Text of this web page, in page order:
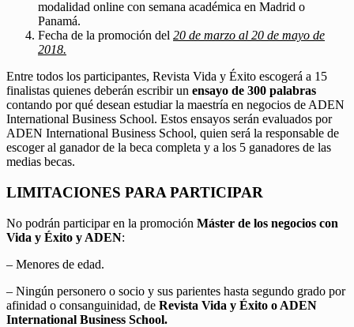
modalidad online con semana académica en Madrid o
Panamá.
Fecha de la promoción del 20 de marzo al 20 de mayo de
2018.
Entre todos los participantes, Revista Vida y Éxito escogerá a 15
finalistas quienes deberán escribir un ensayo de 300 palabras
contando por qué desean estudiar la maestría en negocios de ADEN
International Business School. Estos ensayos serán evaluados por
ADEN International Business School, quien será la responsable de
escoger al ganador de la beca completa y a los 5 ganadores de las
medias becas.
LIMITACIONES PARA PARTICIPAR
No podrán participar en la promoción Máster de los negocios con
Vida y Éxito y ADEN:
– Menores de edad.
– Ningún personero o socio y sus parientes hasta segundo grado por
afinidad o consanguinidad, de Revista Vida y Éxito o ADEN
International Business School.